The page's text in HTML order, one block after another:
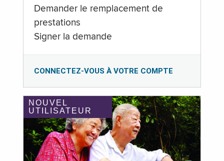
Demander le remplacement de
prestations
Signer la demande
CONNECTEZ-VOUS À VOTRE COMPTE
NOUVEL
UTILISATEUR